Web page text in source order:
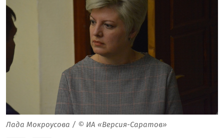
Лада Мокроусова / © ИА «Версия-Саратов»